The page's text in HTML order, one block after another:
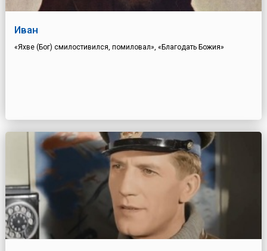
Иван
«Яхве (Бог) смилостивился, помиловал», «Благодать Божия»